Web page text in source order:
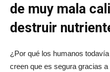
de muy mala
destruir
¿Por qué los humanos
creen que es segura gracias